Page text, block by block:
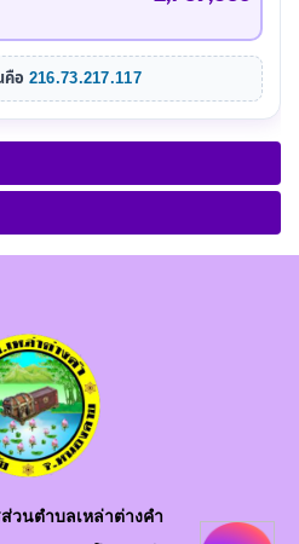
อ 216.73.217.117
วนตำบลเหล่าต่างคำ